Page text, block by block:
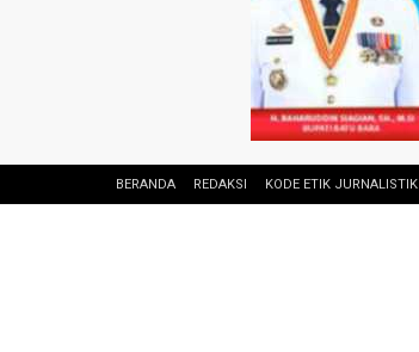
BERANDA REDAKSI KODE ETIK JURNALISTIK